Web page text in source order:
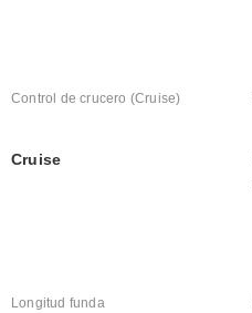
Control de crucero (Cruise)
Cruise
Longitud funda